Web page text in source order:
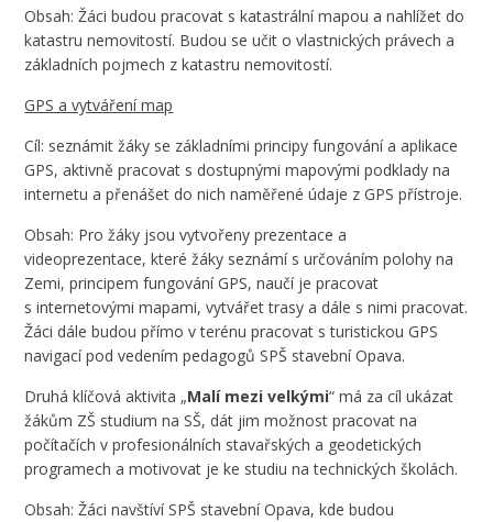
Obsah: Žáci budou pracovat s katastrální mapou a nahlížet do
katastru nemovitostí. Budou se učit o vlastnických právech a
základních pojmech z katastru nemovitostí.
GPS a vytváření map
Cíl: seznámit žáky se základními principy fungování a aplikace
GPS, aktivně pracovat s dostupnými mapovými podklady na
internetu a přenášet do nich naměřené údaje z GPS přístroje.
Obsah: Pro žáky jsou vytvořeny prezentace a
videoprezentace, které žáky seznámí s určováním polohy na
Zemi, principem fungování GPS, naučí je pracovat
s internetovými mapami, vytvářet trasy a dále s nimi pracovat.
Žáci dále budou přímo v terénu pracovat s turistickou GPS
navigací pod vedením pedagogů SPŠ stavební Opava.
Druhá klíčová aktivita „Malí mezi velkými“ má za cíl ukázat
žákům ZŠ studium na SŠ, dát jim možnost pracovat na
počítačích v profesionálních stavařských a geodetických
programech a motivovat je ke studiu na technických školách.
Obsah: Žáci navštíví SPŠ stavební Opava, kde budou